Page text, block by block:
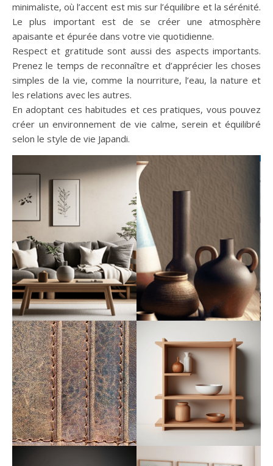
minimaliste, où l’accent est mis sur l’équilibre et la sérénité.
Le plus important est de se créer une atmosphère
apaisante et épurée dans votre vie quotidienne.
Respect et gratitude sont aussi des aspects importants.
Prenez le temps de reconnaître et d’apprécier les choses
simples de la vie, comme la nourriture, l’eau, la nature et
les relations avec les autres.
En adoptant ces habitudes et ces pratiques, vous pouvez
créer un environnement de vie calme, serein et équilibré
selon le style de vie Japandi.